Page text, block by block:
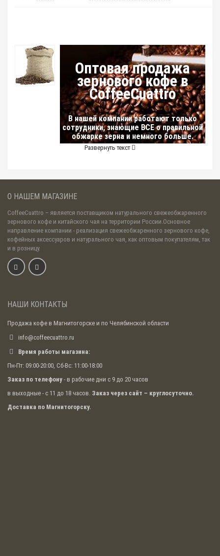
Оптовая продажа
зернового кофе в
CoffeeCuattro
В нашей компании работают только
сотрудники, знающие ВСЕ о правильной
обжарке зерна и немного больше.
- это более низкие цены, проверенное качество и
уверены – у нас Вы подберете бленд или моносорт,
заведения.
Кофе на любой вкус
Развернуть текст
О НАШЕМ МАГАЗИНЕ
CoffeeCuattro – является поставщиком натурального свежеобжаренного
зернового кофе и китайского чая на территории России.Основное
направление компании - реализация свежеобжаренного зернового кофе,
кофейных аксессуаров и натурального чая, как оптовым покупателям, так
и в розницу.
НАШИ КОНТАКТЫ
Продажа кофе в Магнитогорске и по Челябинской области
info@coffeecuattro.ru
Время работы магазина:
Пн-Пт: 09:00-20:00, Сб-Вс: 11:00-18:00
Заказ по телефону - в рабочие дни с 9 до 20 часов
в выходные - с 11 до 18 часов. Заказ через сайт – круглосуточно.
Доставка по Магнитогорску.